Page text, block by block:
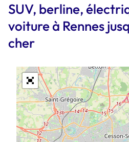
SUV, berline,
voiture à Rennes
cher